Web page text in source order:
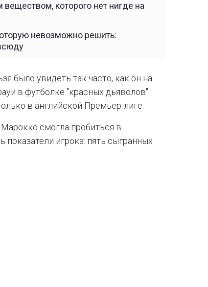
которого нет нигде на
невозможно решить:
было увидеть так часто, как он на
в футболке "красных дьяволов"
в английской Премьер-лиге.
смогла пробиться в
игрока: пять сыгранных